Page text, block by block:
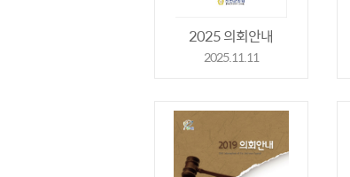
2025 의회안내
2025.11.11